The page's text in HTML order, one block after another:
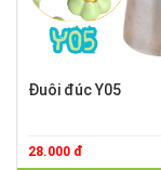
Đuôi đúc Y05
28.000 đ